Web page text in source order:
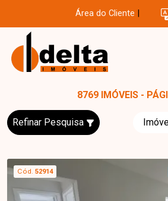
Área do Cliente
8769 IMÓVEIS -
Refinar Pesquisa
Cód. 52914